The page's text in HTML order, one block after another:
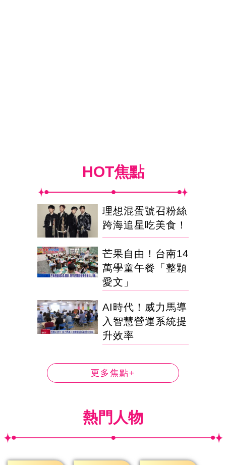
HOT焦點
理想混蛋號召粉絲
跨海追星吃美食！
芒果自由！台南14
萬學童午餐「整顆
愛文」
AI時代！威力馬導
入智慧營運系統提
升效率
更多焦點+
熱門人物